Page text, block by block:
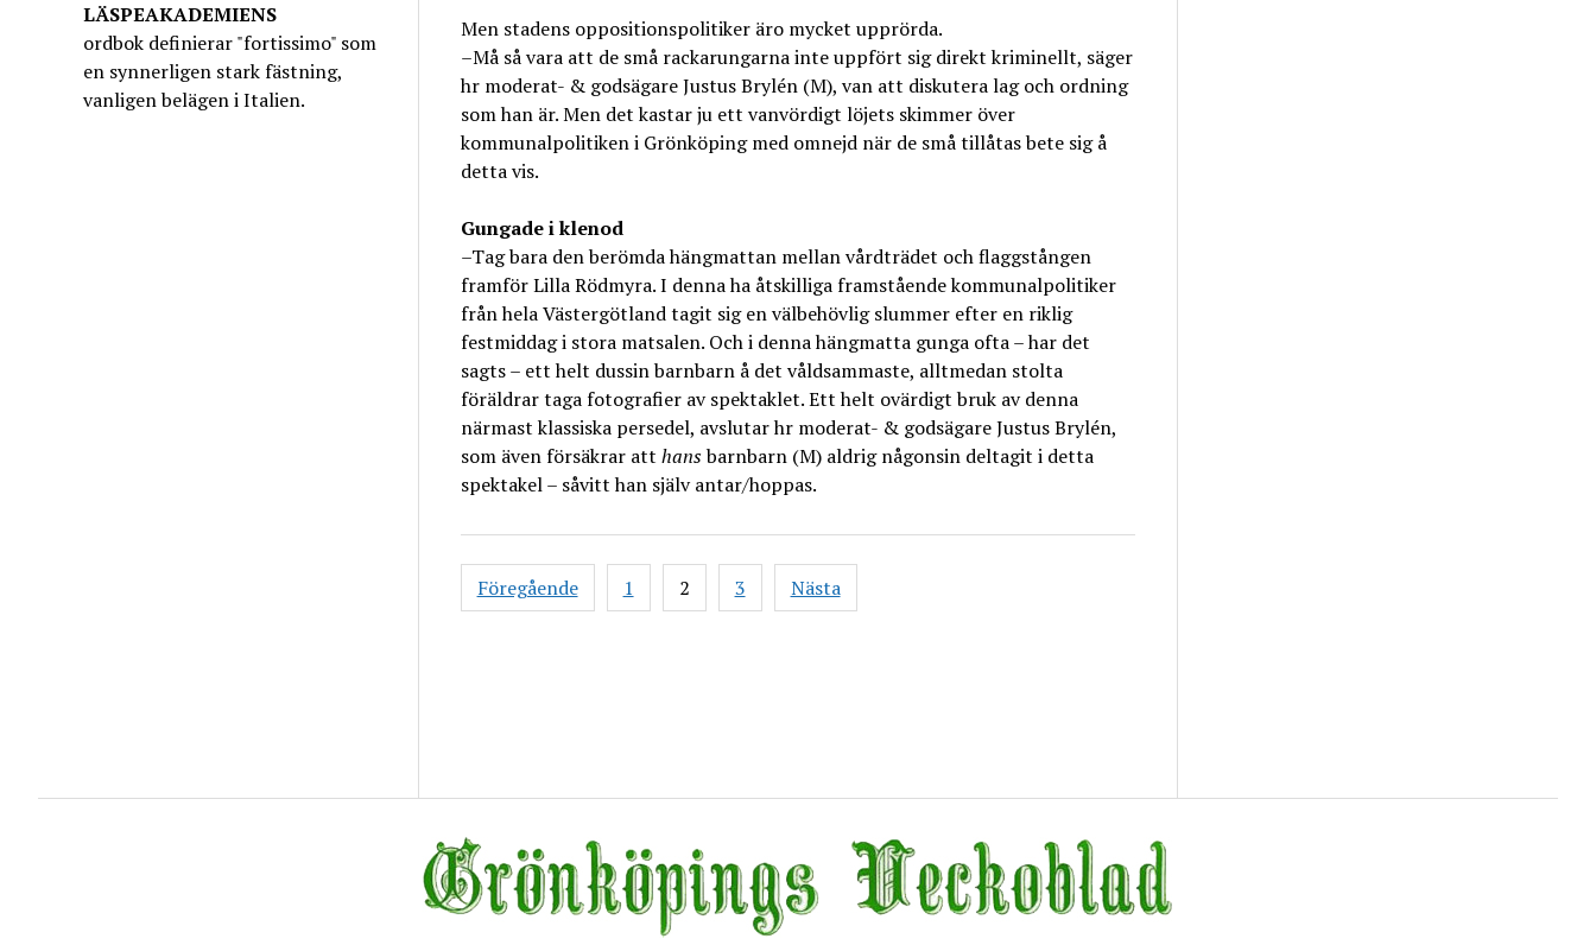
LÄSPEAKADEMIENS
ordbok definierar "fortissimo" som
en synnerligen stark fästning,
vanligen belägen i Italien.
Men stadens oppositionspolitiker äro mycket upprörda.
–Må så vara att de små rackarungarna inte uppfört sig direkt kriminellt, säger
hr moderat- & godsägare Justus Brylén (M), van att diskutera lag och ordning
som han är. Men det kastar ju ett vanvördigt löjets skimmer över
kommunalpolitiken i Grönköping med omnejd när de små tillåtas bete sig å
detta vis.
Gungade i klenod
–Tag bara den berömda hängmattan mellan vårdträdet och flaggstången
framför Lilla Rödmyra. I denna ha åtskilliga framstående kommunalpolitiker
från hela Västergötland tagit sig en välbehövlig slummer efter en riklig
festmiddag i stora matsalen. Och i denna hängmatta gunga ofta – har det
sagts – ett helt dussin barnbarn å det våldsammaste, alltmedan stolta
föräldrar taga fotografier av spektaklet. Ett helt ovärdigt bruk av denna
närmast klassiska persedel, avslutar hr moderat- & godsägare Justus Brylén,
som även försäkrar att hansbarnbarn (M) aldrig någonsin deltagit i detta
spektakel – såvitt han själv antar/hoppas.
Inläggsnavigering
Föregående 1 2 3 Nästa